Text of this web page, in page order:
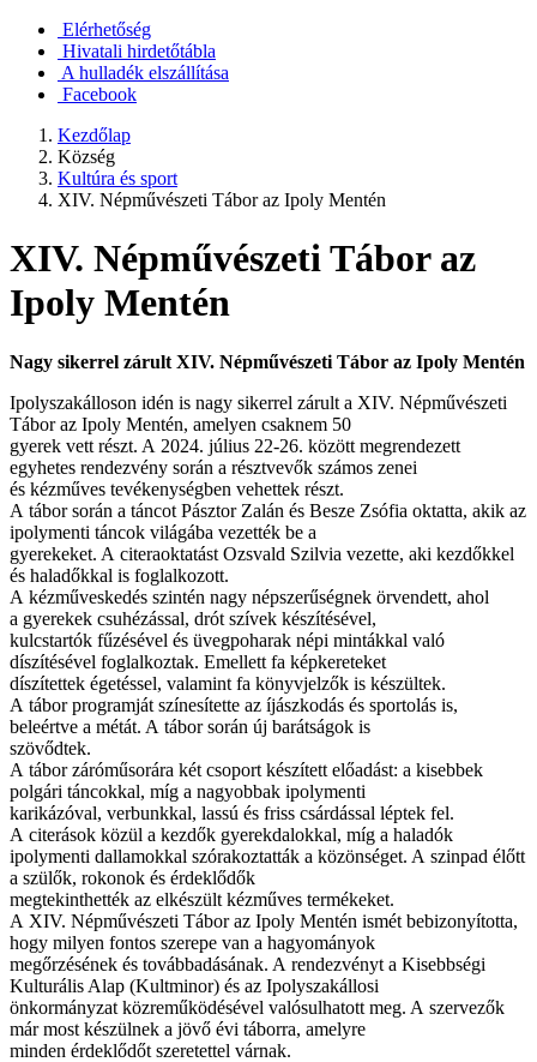
Elérhetőség
Hivatali hirdetőtábla
A hulladék elszállítása
Facebook
Kezdőlap
Község
Kultúra és sport
XIV. Népművészeti Tábor az Ipoly Mentén
XIV. Népművészeti Tábor az
Ipoly Mentén
Nagy sikerrel zárult XIV. Népművészeti Tábor az Ipoly Mentén
Ipolyszakálloson idén is nagy sikerrel zárult a XIV. Népművészeti
Tábor az Ipoly Mentén, amelyen csaknem 50
gyerek vett részt. A 2024. július 22-26. között megrendezett
egyhetes rendezvény során a résztvevők számos zenei
és kézműves tevékenységben vehettek részt.
A tábor során a táncot Pásztor Zalán és Besze Zsófia oktatta, akik az
ipolymenti táncok világába vezették be a
gyerekeket. A citeraoktatást Ozsvald Szilvia vezette, aki kezdőkkel
és haladőkkal is foglalkozott.
A kézműveskedés szintén nagy népszerűségnek örvendett, ahol
a gyerekek csuhézással, drót szívek készítésével,
kulcstartók fűzésével és üvegpoharak népi mintákkal való
díszítésével foglalkoztak. Emellett fa képkereteket
díszítettek égetéssel, valamint fa könyvjelzők is készültek.
A tábor programját színesítette az íjászkodás és sportolás is,
beleértve a métát. A tábor során új barátságok is
szövődtek.
A tábor záróműsorára két csoport készített előadást: a kisebbek
polgári táncokkal, míg a nagyobbak ipolymenti
karikázóval, verbunkkal, lassú és friss csárdással léptek fel.
A citerások közül a kezdők gyerekdalokkal, míg a haladók
ipolymenti dallamokkal szórakoztatták a közönséget. A szinpad élőtt
a szülők, rokonok és érdeklődők
megtekinthették az elkészült kézműves termékeket.
A XIV. Népművészeti Tábor az Ipoly Mentén ismét bebizonyította,
hogy milyen fontos szerepe van a hagyományok
megőrzésének és továbbadásának. A rendezvényt a Kisebbségi
Kulturális Alap (Kultminor) és az Ipolyszakállosi
önkormányzat közreműködésével valósulhatott meg. A szervezők
már most készülnek a jövő évi táborra, amelyre
minden érdeklődőt szeretettel várnak.